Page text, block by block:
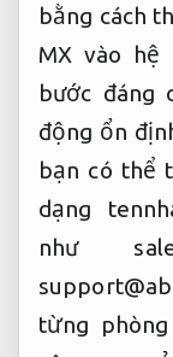
bằng cách
MX vào
bước đáng
động ổn
bạn có thể
dạng
như
từng